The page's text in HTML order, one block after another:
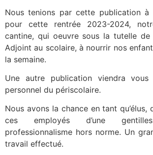
Nous tenions par cette publication à
pour cette rentrée 2023-2024,
cantine, qui oeuvre sous la tutelle de
Adjoint au scolaire, à nourrir nos
la semaine.
Une autre publication viendra vous
personnel du périscolaire.
Nous avons la chance en tant qu’élus,
ces employés d’une
professionnalisme hors norme. Un
travail effectué.